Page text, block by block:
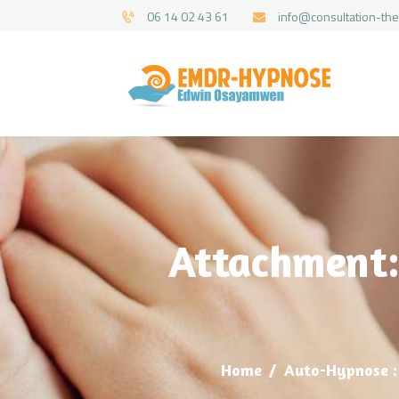
06 14 02 43 61 info@consultation-
Home Auto-Hypnose :